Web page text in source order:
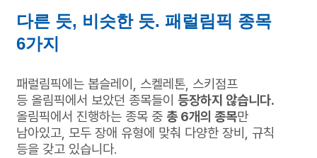
다른 듯, 비슷한 듯. 패럴림픽 종목
6가지
패럴림픽에는 봅슬레이, 스켈레톤, 스키점프
등 올림픽에서 보았던 종목들이등장하지 않습니다.
올림픽에서 진행하는 종목 중 총 6개의 종목만
남아있고, 모두 장애 유형에 맞춰 다양한 장비, 규칙
등을 갖고 있습니다.